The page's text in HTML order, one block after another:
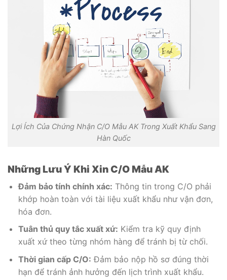
Lợi Ích Của Chứng Nhận C/O Mẫu AK Trong Xuất Khẩu Sang
Hàn Quốc
Những Lưu Ý Khi Xin C/O Mẫu AK
Đảm bảo tính chính xác: Thông tin trong C/O phải
khớp hoàn toàn với tài liệu xuất khẩu như vận đơn,
hóa đơn.
Tuân thủ quy tắc xuất xứ: Kiểm tra kỹ quy định
xuất xứ theo từng nhóm hàng để tránh bị từ chối.
Thời gian cấp C/O: Đảm bảo nộp hồ sơ đúng thời
hạn để tránh ảnh hưởng đến lịch trình xuất khẩu.